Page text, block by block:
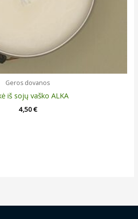
Geros dovanos
iš sojų vaško ALKA
4,50€